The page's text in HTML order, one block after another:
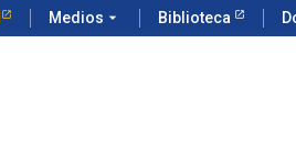
Medios arrow_drop_down Biblioteca